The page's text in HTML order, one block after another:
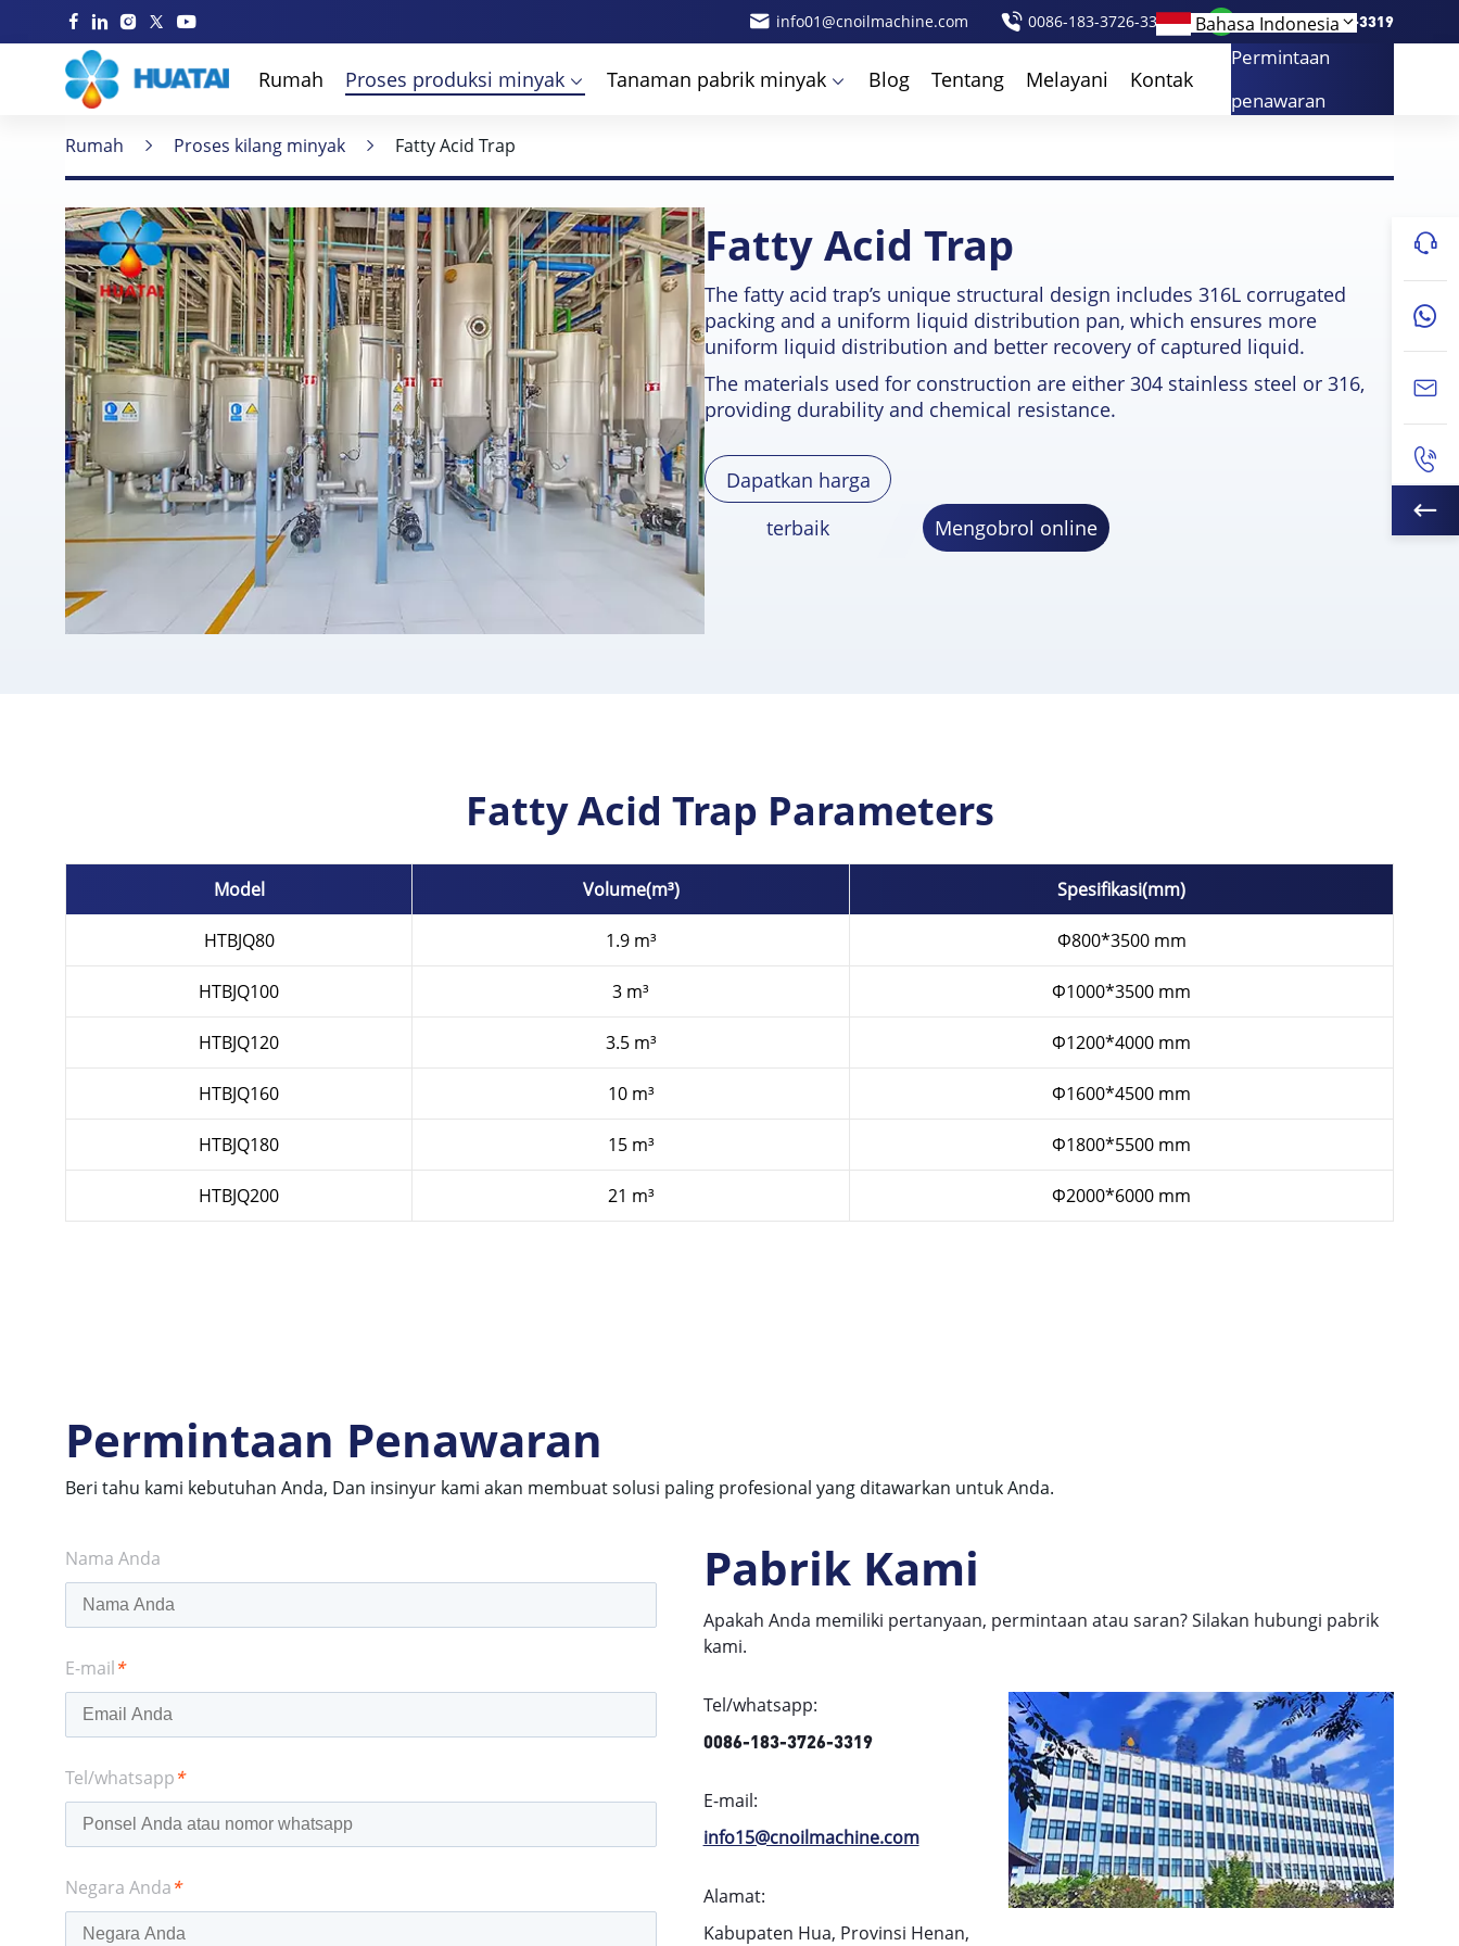
info01@cnoilmachine.com 0086-183-3726-3319 0086-183-3726-3319
Rumah Proses produksi minyak Tanaman pabrik minyak Blog Tentang Melayani Kontak
Permintaan
penawaran
Bahasa Indonesia
Rumah Proses kilang minyak Fatty Acid Trap
Fatty Acid Trap
The fatty acid trap’s unique structural design includes 316L corrugated
packing and a uniform liquid distribution pan, which ensures more
uniform liquid distribution and better recovery of captured liquid.
The materials used for construction are either 304 stainless steel or 316,
providing durability and chemical resistance.
Dapatkan harga
terbaik
Mengobrol online
Fatty Acid Trap Parameters
Model Volume(m³) Spesifikasi(mm)
HTBJQ80 1.9 m³ Ф800*3500 mm
HTBJQ100 3 m³ Ф1000*3500 mm
HTBJQ120 3.5 m³ Ф1200*4000 mm
HTBJQ160 10 m³ Ф1600*4500 mm
HTBJQ180 15 m³ Ф1800*5500 mm
HTBJQ200 21 m³ Ф2000*6000 mm
Permintaan Penawaran
Beri tahu kami kebutuhan Anda, Dan insinyur kami akan membuat solusi paling profesional yang ditawarkan untuk Anda.
Nama Anda
E-mail*
Tel/whatsapp*
Negara Anda*
Pabrik Kami
Apakah Anda memiliki pertanyaan, permintaan atau saran? Silakan hubungi pabrik
kami.
Tel/whatsapp:
0086-183-3726-3319
E-mail:
info15@cnoilmachine.com
Alamat:
Kabupaten Hua, Provinsi Henan,